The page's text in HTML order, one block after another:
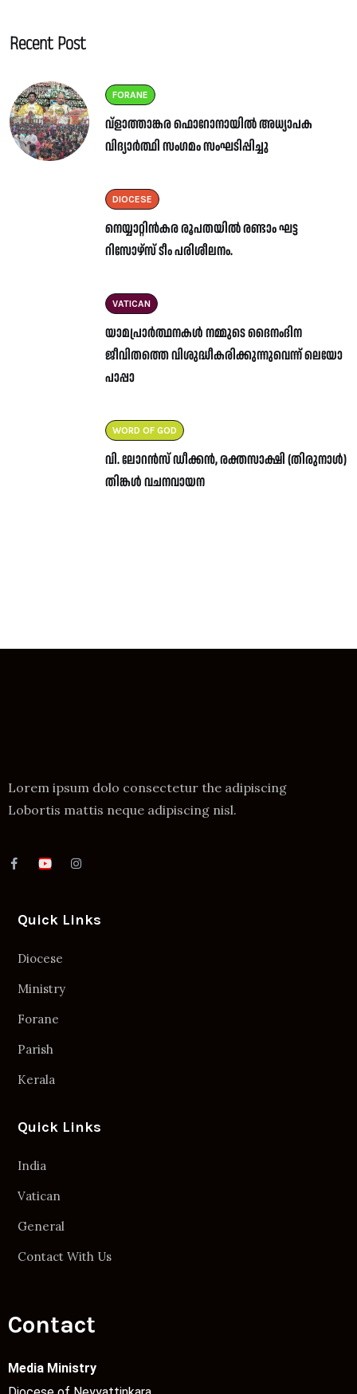
Recent Post
FORANE
വ്ളാത്താങ്കര ഫൊറോനായിൽ അധ്യാപക
വിദ്യാർത്ഥി സംഗമം സംഘടിപ്പിച്ചു
DIOCESE
നെയ്യാറ്റിൻകര രൂപതയിൽ രണ്ടാം ഘട്ട
റിസോഴ്സ് ടീം പരിശീലനം.
VATICAN
യാമപ്രാർത്ഥനകൾ നമ്മുടെ ദൈനംദിന
ജീവിതത്തെ വിശുദ്ധീകരിക്കുന്നുവെന്ന് ലെയോ
പാപ്പാ
WORD OF GOD
വി. ലോറൻസ് ഡീക്കൻ, രക്തസാക്ഷി (തിരുനാൾ)
തിങ്കൾ വചനവായന
Lorem ipsum dolo consectetur the adipiscing
Lobortis mattis neque adipiscing nisl.
Quick Links
Diocese
Ministry
Forane
Parish
Kerala
Quick Links
India
Vatican
General
Contact With Us
Contact
Media Ministry